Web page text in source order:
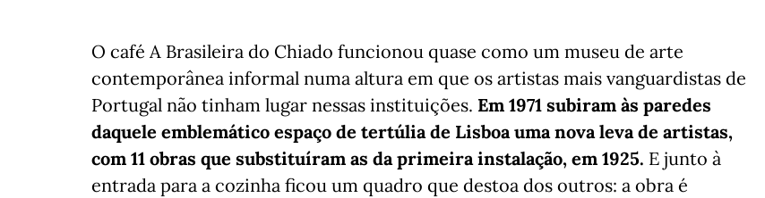
O café A Brasileira do Chiado funcionou quase como um museu de arte
contemporânea informal numa altura em que os artistas mais vanguardistas de
Portugal não tinham lugar nessas instituições. Em 1971 subiram às paredes
daquele emblemático espaço de tertúlia de Lisboa uma nova leva de artistas,
com 11 obras que substituíram as da primeira instalação, em 1925. E junto à
entrada para a cozinha ficou um quadro que destoa dos outros: a obra é